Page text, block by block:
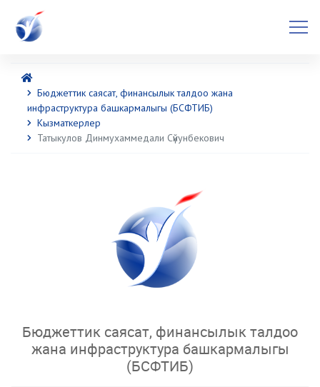
Бюджеттик саясат, финансылык талдоо жана
инфраструктура башкармалыгы (БСФТИБ)
Кызматкерлер
Татыкулов Динмухаммедали Сүйунбекович
Бюджеттик саясат, финансылык талдоо
жана инфраструктура башкармалыгы
(БСФТИБ)